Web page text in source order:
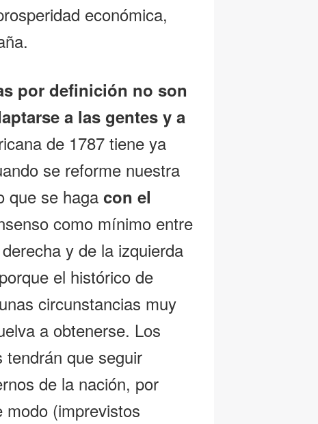
económica,
por definición no son
a las gentes y a
de 1787 tiene ya
se reforme nuestra
que se haga con el
como mínimo entre
y de la izquierda
el histórico de
circunstancias muy
a obtenerse. Los
tendrán que seguir
de la nación, por
modo (imprevistos